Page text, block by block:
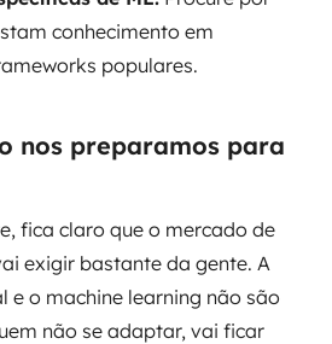
conhecimento em
populares.
nos preparamos para
fica claro que o mercado de
exigir bastante da gente. A
e o machine learning não são
não se adaptar, vai ficar